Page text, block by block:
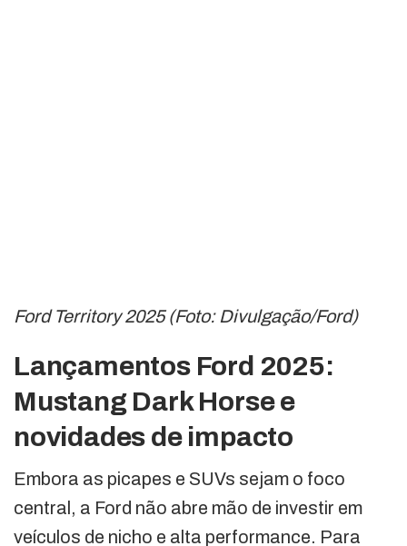
Ford Territory 2025 (Foto: Divulgação/Ford)
Lançamentos Ford 2025:
Mustang Dark Horse e
novidades de impacto
Embora as picapes e SUVs sejam o foco
central, a Ford não abre mão de investir em
veículos de nicho e alta performance. Para